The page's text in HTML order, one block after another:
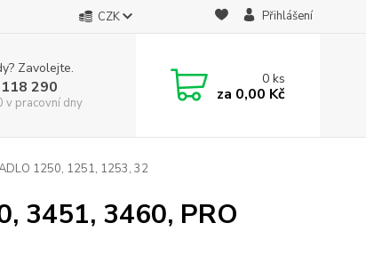
CZK Přihlášení
Zavolejte.
290
v pracovní dny
0ks
za 0,00 Kč
1250, 1251, 1253, 32
3451, 3460, PRO